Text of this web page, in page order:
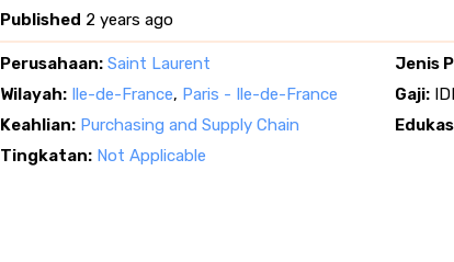
Published 2 years ago
Perusahaan: Saint Laurent Jenis
Wilayah: Ile-de-France, Paris - Ile-de-France Gaji:
Keahlian: Purchasing and Supply Chain
Tingkatan: Not Applicable